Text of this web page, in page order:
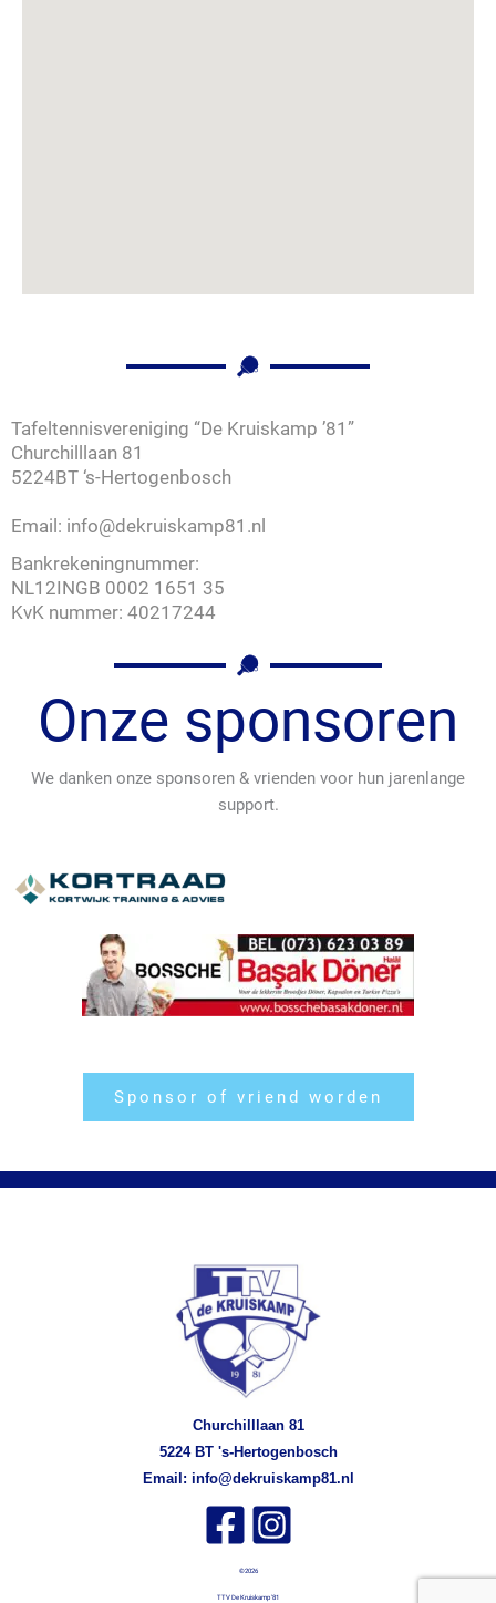
Tafeltennisvereniging “De Kruiskamp ’81”
Churchilllaan 81
5224BT ‘s-Hertogenbosch
Email: info@dekruiskamp81.nl
Bankrekeningnummer:
NL12INGB 0002 1651 35
KvK nummer: 40217244
Onze sponsoren
We danken onze sponsoren & vrienden voor hun jarenlange
support.
Sponsor of vriend worden
Churchilllaan 81
5224 BT 's-Hertogenbosch
Email: info@dekruiskamp81.nl
©2026
TTV De Kruiskamp '81